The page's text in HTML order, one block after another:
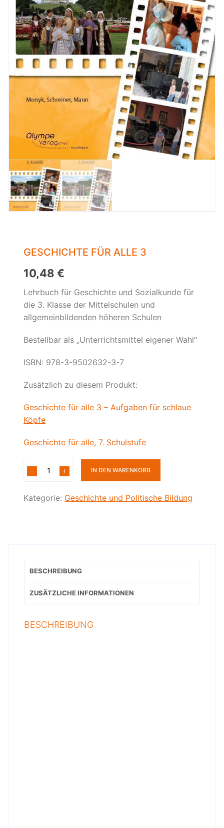
GESCHICHTE FÜR ALLE 3
10,48€
Lehrbuch für Geschichte und Sozialkunde für
die 3. Klasse der Mittelschulen und
allgemeinbildenden höheren Schulen
Bestellbar als „Unterrichtsmittel eigener Wahl“
ISBN: 978-3-9502632-3-7
Zusätzlich zu diesem Produkt:
Geschichte für alle 3 – Aufgaben für schlaue
Köpfe
Geschichte für alle, 7. Schulstufe
IN DEN WARENKORB
Kategorie: Geschichte und Politische Bildung
BESCHREIBUNG
ZUSÄTZLICHE INFORMATIONEN
BESCHREIBUNG